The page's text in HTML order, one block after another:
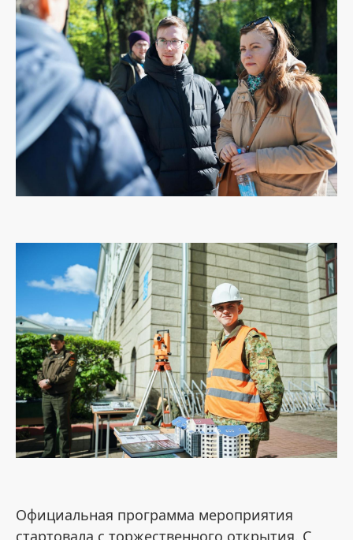
Официальная программа мероприятия
стартовала с торжественного открытия. С